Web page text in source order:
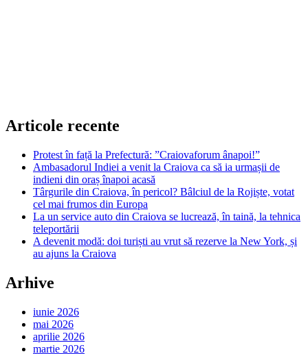
Articole recente
Protest în față la Prefectură: ”Craiovaforum ânapoi!”
Ambasadorul Indiei a venit la Craiova ca să ia urmașii de
indieni din oraș înapoi acasă
Târgurile din Craiova, în pericol? Bâlciul de la Rojiște, votat
cel mai frumos din Europa
La un service auto din Craiova se lucrează, în taină, la tehnica
teleportării
A devenit modă: doi turiști au vrut să rezerve la New York, și
au ajuns la Craiova
Arhive
iunie 2026
mai 2026
aprilie 2026
martie 2026